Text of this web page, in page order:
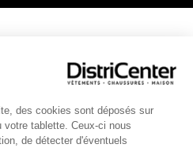
des cookies sont déposés sur
votre tablette. Ceux-ci nous
de détecter d'éventuels